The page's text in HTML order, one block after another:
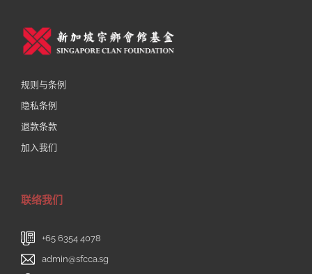
规则与条例
隐私条例
退款条款
加入我们
联络我们
+65 6354 4078
admin@sfcca.sg